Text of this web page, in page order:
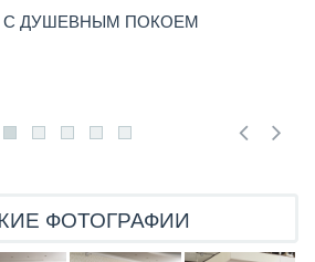
С ДУШЕВНЫМ ПОКОЕМ
ФОТОГРАФИИ